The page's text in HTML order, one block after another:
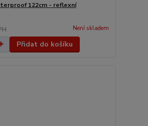
122cm - reflexní
Není skladem
Přidat do košíku